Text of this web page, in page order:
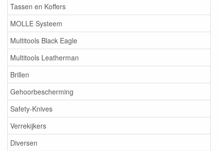
Tassen en Koffers
MOLLE Systeem
Multitools Black Eagle
Multitools Leatherman
Brillen
Gehoorbescherming
Safety-Knives
Verrekijkers
Diversen